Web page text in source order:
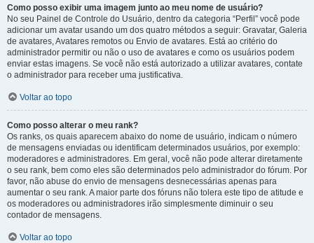
Como posso exibir uma imagem junto ao meu nome de usuário?
No seu Painel de Controle do Usuário, dentro da categoria “Perfil” você pode
adicionar um avatar usando um dos quatro métodos a seguir: Gravatar, Galeria
de avatares, Avatares remotos ou Envio de avatares. Está ao critério do
administrador permitir ou não o uso de avatares e como os usuários podem
enviar estas imagens. Se você não está autorizado a utilizar avatares, contate
o administrador para receber uma justificativa.
Voltar ao topo
Como posso alterar o meu rank?
Os ranks, os quais aparecem abaixo do nome de usuário, indicam o número
de mensagens enviadas ou identificam determinados usuários, por exemplo:
moderadores e administradores. Em geral, você não pode alterar diretamente
o seu rank, bem como eles são determinados pelo administrador do fórum. Por
favor, não abuse do envio de mensagens desnecessárias apenas para
aumentar o seu rank. A maior parte dos fóruns não tolera este tipo de atitude e
os moderadores ou administradores irão simplesmente diminuir o seu
contador de mensagens.
Voltar ao topo